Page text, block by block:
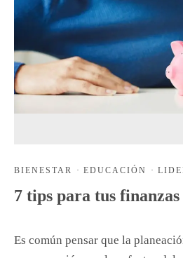
BIENESTAR · EDUCACIÓN ·
7 tips para tus finanzas
Es común pensar que la